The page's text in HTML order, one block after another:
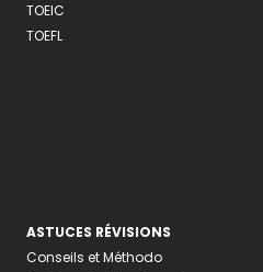
TOEIC
TOEFL
ASTUCES RÉVISIONS
Conseils et Méthodo